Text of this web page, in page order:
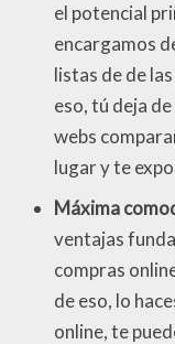
el potencial
encargamos
listas de de
eso, tú deja
webs
lugar y te
Máxima
ventajas
compras
de eso, lo
online, te